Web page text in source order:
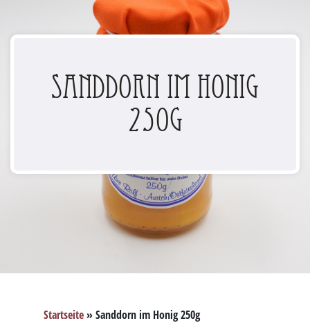
Sanddorn im Honig
250g
Startseite »Sanddorn im Honig 250g